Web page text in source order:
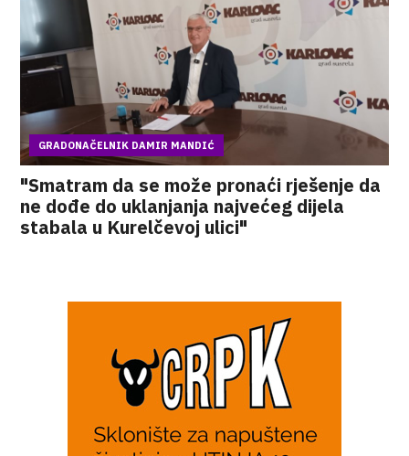
GRADONAČELNIK DAMIR MANDIĆ
"Smatram da se može pronaći rješenje da
ne dođe do uklanjanja najvećeg dijela
stabala u Kurelčevoj ulici"